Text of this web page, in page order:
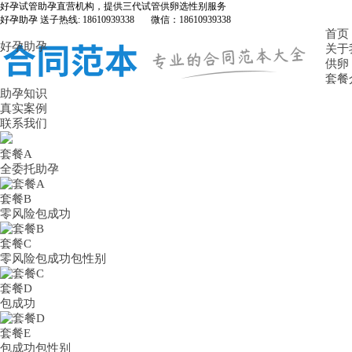
好孕试管助孕直营机构，提供三代试管供卵选性别服务
好孕助孕 送子热线: 18610939338 微信：18610939338
好孕助孕
首页
关于
供卵
套餐
助孕知识
真实案例
联系我们
套餐A
全委托助孕
套餐B
零风险包成功
套餐C
零风险包成功包性别
套餐D
包成功
套餐E
包成功包性别